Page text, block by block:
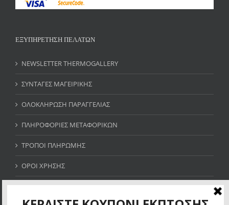
ΕΞΥΠΗΡΕΤΗΣΗ ΠΕΛΑΤΩΝ
NEWSLETTER THERMOGALLERY
ΣΥΝΤΑΓΕΣ ΜΑΓΕΙΡΙΚΗΣ
ΟΛΟΚΛΗΡΩΣΗ ΠΑΡΑΓΓΕΛΙΑΣ
ΠΛΗΡΟΦΟΡΙΕΣ ΜΕΤΑΦΟΡΙΚΩΝ
ΤΡΟΠΟΙ ΠΛΗΡΩΜΗΣ
ΟΡΟΙ ΧΡΗΣΗΣ
SITE MAP